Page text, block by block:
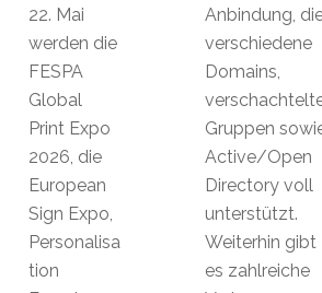
Anbindung,
verschiedene
Domains,
Gruppen
Active/Open
Directory voll
unterstützt.
Weiterhin gibt
es zahlreiche
22. Mai
werden die
FESPA
Global
Print Expo
2026, die
European
Sign Expo,
Personalisa
tion